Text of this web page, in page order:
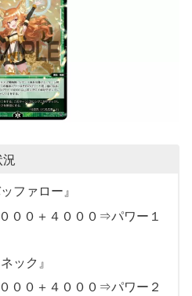
ファロー』
００＋４０００⇒パワー１
ック』
００＋４０００⇒パワー２